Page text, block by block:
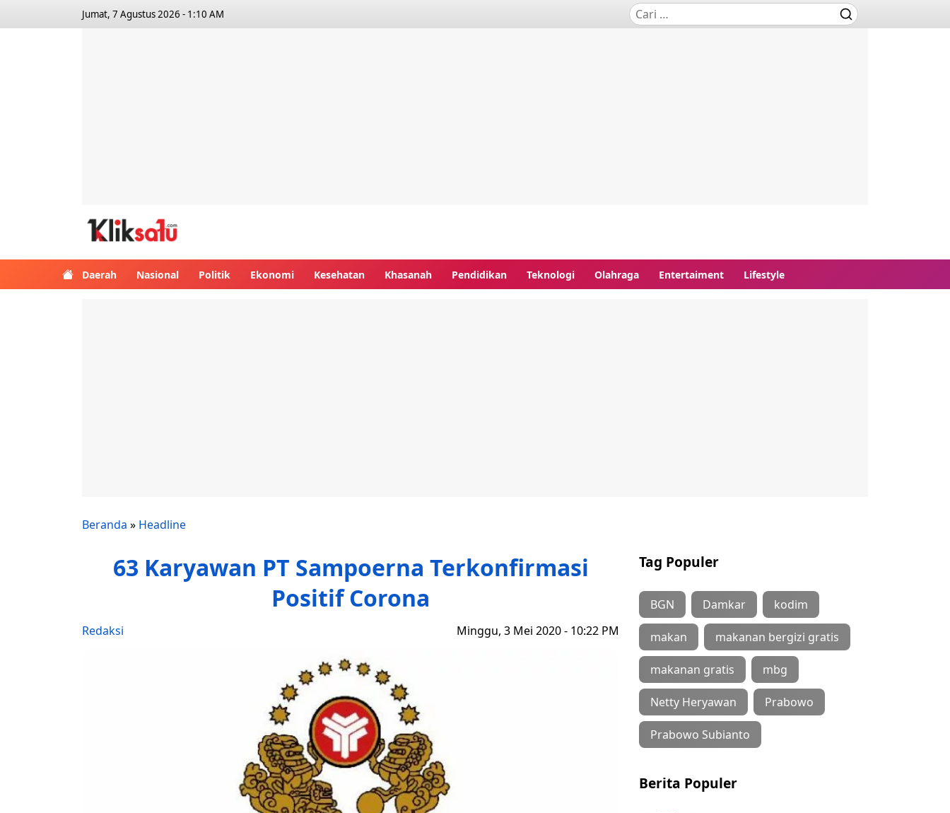
Jumat, 7 Agustus 2026 - 1:10 AM
Daerah Nasional Politik Ekonomi Kesehatan Khasanah Pendidikan Teknologi Olahraga Entertaiment Lifestyle
Beranda » Headline
63 Karyawan PT Sampoerna Terkonfirmasi
Positif Corona
Redaksi Minggu, 3 Mei 2020 - 10:22 PM
Tag Populer
BGN Damkar kodim
makan makanan bergizi gratis
makanan gratis mbg
Netty Heryawan Prabowo
Prabowo Subianto
Berita Populer